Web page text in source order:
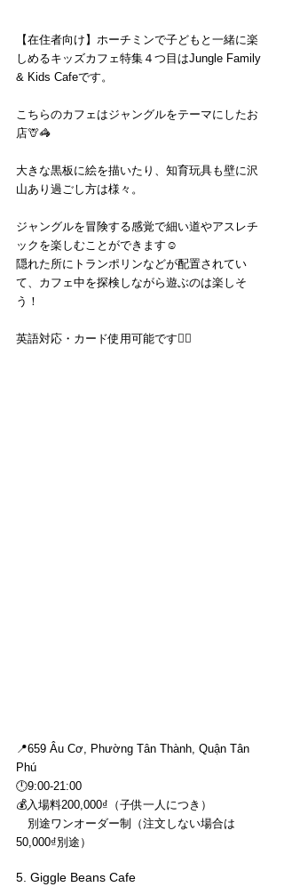
【在住者向け】ホーチミンで子どもと一緒に楽
しめるキッズカフェ特集４つ目はJungle Family
& Kids Cafeです。
こちらのカフェはジャングルをテーマにしたお
店🦒🦓
大きな黒板に絵を描いたり、知育玩具も壁に沢
山あり過ごし方は様々。
ジャングルを冒険する感覚で細い道やアスレチ
ックを楽しむことができます☺️
隠れた所にトランポリンなどが配置されてい
て、カフェ中を探検しながら遊ぶのは楽しそ
う！
英語対応・カード使用可能です🙆‍♀️
📍659 Âu Cơ, Phường Tân Thành, Quận Tân
Phú
🕛9:00-21:00
💰入場料200,000₫（子供一人につき）
別途ワンオーダー制（注文しない場合は
50,000₫別途）
5. Giggle Beans Cafe